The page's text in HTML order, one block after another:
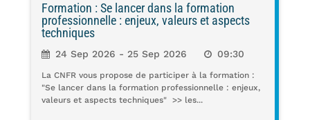
Formation : Se lancer dans la formation
professionnelle : enjeux, valeurs et aspects
techniques
24 Sep 2026 - 25 Sep 2026 09:30
La CNFR vous propose de participer à la formation :
"Se lancer dans la formation professionnelle : enjeux,
valeurs et aspects techniques" >> les...